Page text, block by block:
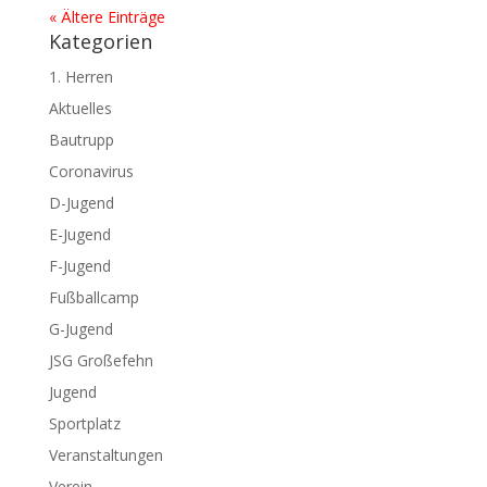
« Ältere Einträge
Kategorien
1. Herren
Aktuelles
Bautrupp
Coronavirus
D-Jugend
E-Jugend
F-Jugend
Fußballcamp
G-Jugend
JSG Großefehn
Jugend
Sportplatz
Veranstaltungen